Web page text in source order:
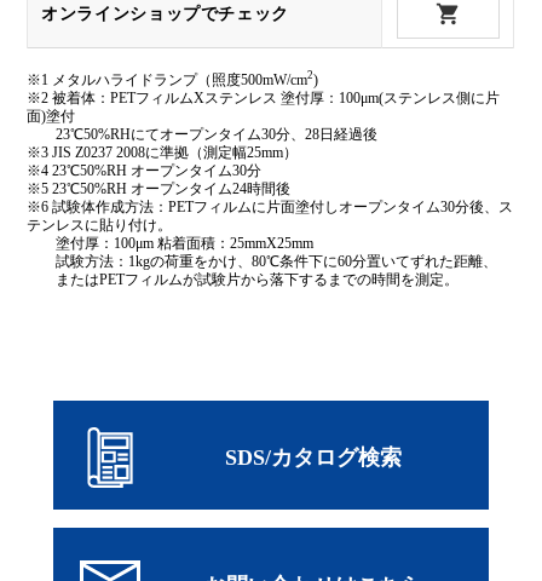
オンラインショップでチェック
※1 メタルハライドランプ（照度500mW/cm2)
※2 被着体：PETフィルムXステンレス 塗付厚：100μm(ステンレス側に片
面)塗付
23℃50%RHにてオープンタイム30分、28日経過後
※3 JIS Z0237 2008に準拠（測定幅25mm）
※4 23℃50%RH オープンタイム30分
※5 23℃50%RH オープンタイム24時間後
※6 試験体作成方法：PETフィルムに片面塗付しオープンタイム30分後、ス
テンレスに貼り付け。
塗付厚：100μm 粘着面積：25mmX25mm
試験方法：1kgの荷重をかけ、80℃条件下に60分置いてずれた距離、
またはPETフィルムが試験片から落下するまでの時間を測定。
SDS/カタログ検索